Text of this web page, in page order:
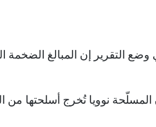
التقرير إن المبالغ
المسلّحة نوويا تُخرج أسلحتها